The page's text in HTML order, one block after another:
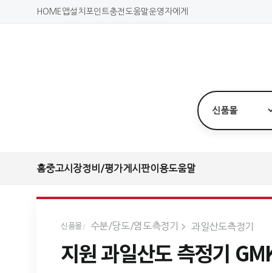
HOME 앱설치 포인트충전도움말운영자에게
홈중고시장정비/평가게시판이용도움말
신품몰 수분/당도/염도측정기 과일산도측정기
지원 과일산도 측정기